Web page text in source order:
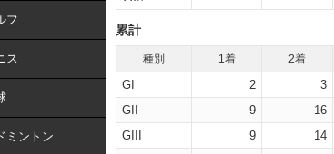
フ
ス
ミントン
累計
種別 1着 2着
GI 2 3
GII
9 16
GIII
9 14